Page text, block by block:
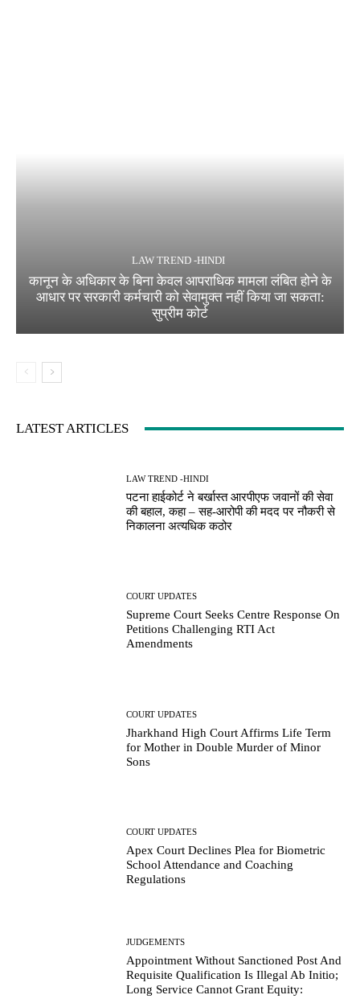
LAW TREND -HINDI
कानून के अधिकार के बिना केवल आपराधिक मामला लंबित होने के
आधार पर सरकारी कर्मचारी को सेवामुक्त नहीं किया जा सकता:
सुप्रीम कोर्ट
LATEST ARTICLES
LAW TREND -HINDI
पटना हाईकोर्ट ने बर्खास्त आरपीएफ जवानों की सेवा
की बहाल, कहा – सह-आरोपी की मदद पर नौकरी से
निकालना अत्यधिक कठोर
COURT UPDATES
Supreme Court Seeks Centre Response On
Petitions Challenging RTI Act
Amendments
COURT UPDATES
Jharkhand High Court Affirms Life Term
for Mother in Double Murder of Minor
Sons
COURT UPDATES
Apex Court Declines Plea for Biometric
School Attendance and Coaching
Regulations
JUDGEMENTS
Appointment Without Sanctioned Post And
Requisite Qualification Is Illegal Ab Initio;
Long Service Cannot Grant Equity: